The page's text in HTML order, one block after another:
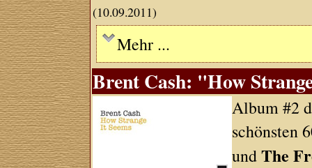
(10.09.2011)
Mehr ...
Brent Cash: "How
Album #2
schönsten
undThe